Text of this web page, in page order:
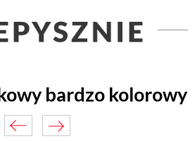
bardzo kolorowy